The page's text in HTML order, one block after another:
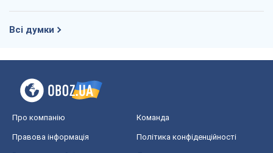
Всі думки
Про компанію Команда
Правова інформація Політика конфіденційності